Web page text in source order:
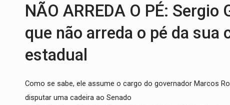
NÃO ARREDA O PÉ:
que não arreda o pé da sua
estadual
Como se sabe, ele assume o cargo do governador Marcos
disputar uma cadeira ao Senado